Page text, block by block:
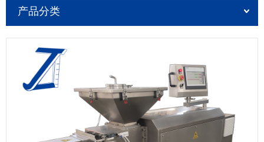
产品分类